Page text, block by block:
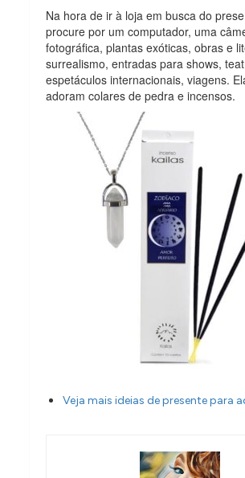
Na hora de ir à loja em busca do
procure por um computador, uma
fotográfica, plantas exóticas, obras e
surrealismo, entradas para shows,
espetáculos internacionais, viagens.
adoram colares de pedra e incensos.
Veja mais ideias de presente para